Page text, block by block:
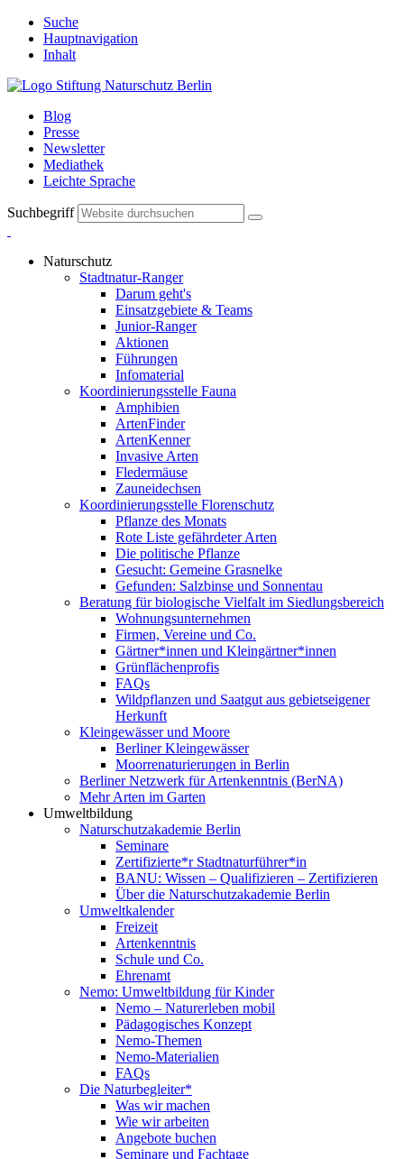
Suche
Hauptnavigation
Inhalt
Blog
Presse
Newsletter
Mediathek
Leichte Sprache
Suchbegriff
Naturschutz
Stadtnatur-Ranger
Darum geht's
Einsatzgebiete & Teams
Junior-Ranger
Aktionen
Führungen
Infomaterial
Koordinierungsstelle Fauna
Amphibien
ArtenFinder
ArtenKenner
Invasive Arten
Fledermäuse
Zauneidechsen
Koordinierungsstelle Florenschutz
Pflanze des Monats
Rote Liste gefährdeter Arten
Die politische Pflanze
Gesucht: Gemeine Grasnelke
Gefunden: Salzbinse und Sonnentau
Beratung für biologische Vielfalt im Siedlungsbereich
Wohnungsunternehmen
Firmen, Vereine und Co.
Gärtner*innen und Kleingärtner*innen
Grünflächenprofis
FAQs
Wildpflanzen und Saatgut aus gebietseigener
Herkunft
Kleingewässer und Moore
Berliner Kleingewässer
Moorrenaturierungen in Berlin
Berliner Netzwerk für Artenkenntnis (BerNA)
Mehr Arten im Garten
Umweltbildung
Naturschutzakademie Berlin
Seminare
Zertifizierte*r Stadtnaturführer*in
BANU: Wissen – Qualifizieren – Zertifizieren
Über die Naturschutzakademie Berlin
Umweltkalender
Freizeit
Artenkenntnis
Schule und Co.
Ehrenamt
Nemo: Umweltbildung für Kinder
Nemo – Naturerleben mobil
Pädagogisches Konzept
Nemo-Themen
Nemo-Materialien
FAQs
Die Naturbegleiter*
Was wir machen
Wie wir arbeiten
Angebote buchen
Seminare und Fachtage